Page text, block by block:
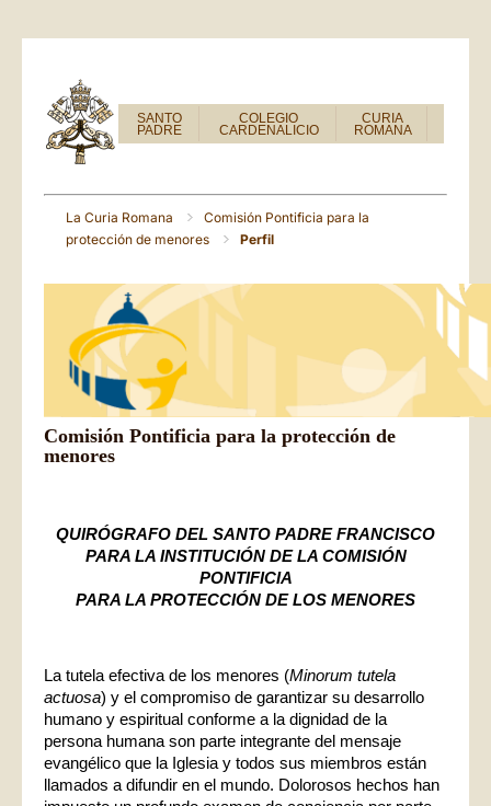
SANTO
PADRE
COLEGIO
CARDENALICIO
CURIA
ROMANA
La Curia Romana
Comisión Pontificia para la
protección de menores
Perfil
Comisión Pontificia para la protección de
menores
QUIRÓGRAFO DEL SANTO PADRE FRANCISCO
PARA LA INSTITUCIÓN DE LA COMISIÓN
PONTIFICIA
PARA LA PROTECCIÓN DE LOS MENORES
La tutela efectiva de los menores (Minorum tutela
actuosa) y el compromiso de garantizar su desarrollo
humano y espiritual conforme a la dignidad de la
persona humana son parte integrante del mensaje
evangélico que la Iglesia y todos sus miembros están
llamados a difundir en el mundo. Dolorosos hechos han